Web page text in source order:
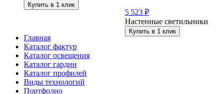
Купить в 1 клик
5 523 ₽
Настенные светильники
Купить в 1 клик
Главная
Каталог фактур
Каталог освещения
Каталог гардин
Каталог профилей
Виды технологий
Портфолио